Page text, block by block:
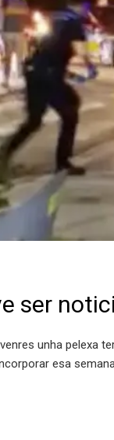
ser
unha pelexa
esa